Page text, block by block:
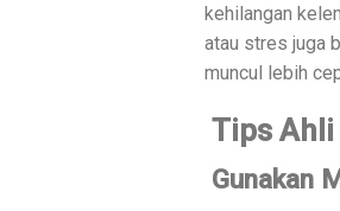
kehilangan
atau stres juga
muncul lebih
Tips
Gunakan